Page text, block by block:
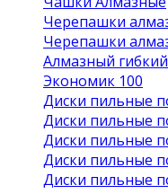
Черепашки
Черепашки
Алмазный
Экономик 100
Диски пильные
Диски пильные
Диски пильные
Диски пильные
Диски пильные